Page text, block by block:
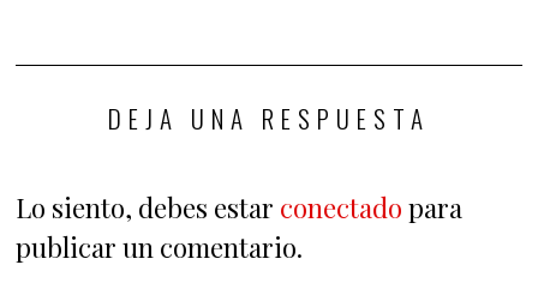
DEJA UNA RESPUESTA
Lo siento, debes estar conectado para
publicar un comentario.